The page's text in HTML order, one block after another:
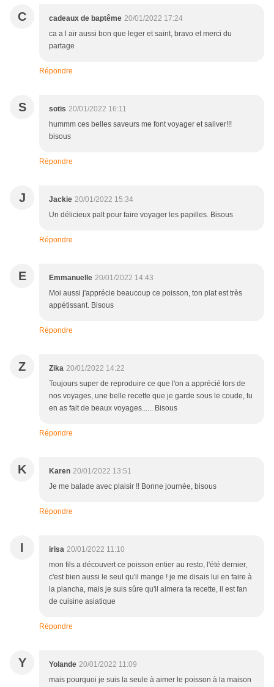
C cadeaux de baptême 20/01/2022 17:24
ca a l air aussi bon que leger et saint, bravo et merci du
partage
Répondre
S sotis 20/01/2022 16:11
hummm ces belles saveurs me font voyager et saliver!!!
bisous
Répondre
J Jackie 20/01/2022 15:34
Un délicieux palt pour faire voyager les papilles. Bisous
Répondre
E Emmanuelle 20/01/2022 14:43
Moi aussi j'apprécie beaucoup ce poisson, ton plat est très
appétissant. Bisous
Répondre
Z Zika 20/01/2022 14:22
Toujours super de reproduire ce que l'on a apprécié lors de
nos voyages, une belle recette que je garde sous le coude, tu
en as fait de beaux voyages...... Bisous
Répondre
K Karen 20/01/2022 13:51
Je me balade avec plaisir !! Bonne journée, bisous
Répondre
I irisa 20/01/2022 11:10
mon fils a découvert ce poisson entier au resto, l'été dernier,
c'est bien aussi le seul qu'il mange ! je me disais lui en faire à
la plancha, mais je suis sûre qu'il aimera ta recette, il est fan
de cuisine asiatique
Répondre
Y Yolande 20/01/2022 11:09
mais pourquoi je suis la seule à aimer le poisson à la maison